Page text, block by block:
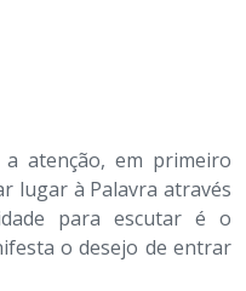
atenção, em primeiro
lugar à Palavra através
para escutar é o
o desejo de entrar